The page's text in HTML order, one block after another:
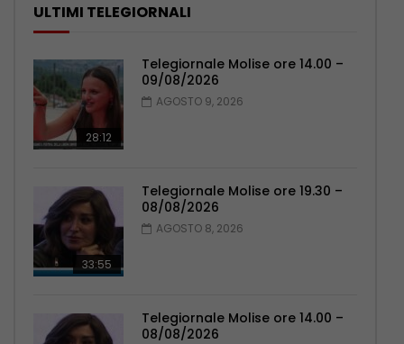
ULTIMI TELEGIORNALI
28:12
Telegiornale Molise ore 14.00 –
09/08/2026
AGOSTO 9, 2026
33:55
Telegiornale Molise ore 19.30 –
08/08/2026
AGOSTO 8, 2026
Telegiornale Molise ore 14.00 –
08/08/2026